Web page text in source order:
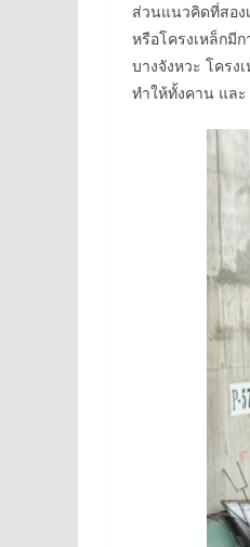
ส่วนแนวคิดที่สอง
หรือโครงเหล็กมี
บางจังหวะ โคร
ทำให้ทั้งคาน และ